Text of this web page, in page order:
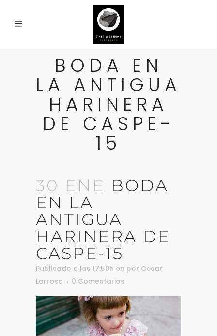
BODA EN
LA ANTIGUA
HARINERA
DE CASPE-
15
30 ENE BODA
EN LA
ANTIGUA
HARINERA DE
CASPE-15
Publicado a las 17:50h en por Cesar
Larrosa
0 Comentarios